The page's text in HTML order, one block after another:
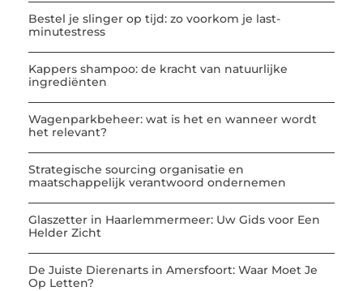
Bestel je slinger op tijd: zo voorkom je last-
minutestress
Kappers shampoo: de kracht van natuurlijke
ingrediënten
Wagenparkbeheer: wat is het en wanneer wordt
het relevant?
Strategische sourcing organisatie en
maatschappelijk verantwoord ondernemen
Glaszetter in Haarlemmermeer: Uw Gids voor Een
Helder Zicht
De Juiste Dierenarts in Amersfoort: Waar Moet Je
Op Letten?